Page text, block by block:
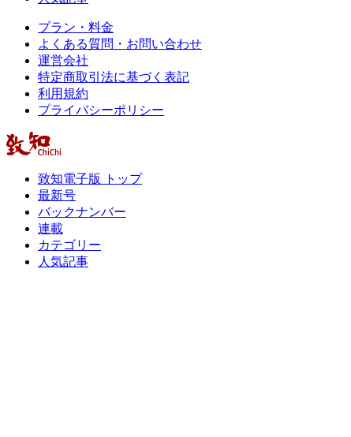
プラン・料金
よくある質問・お問い合わせ
運営会社
特定商取引法に基づく表記
利用規約
プライバシーポリシー
致知電子版 トップ
最新号
バックナンバー
連載
カテゴリー
人気記事